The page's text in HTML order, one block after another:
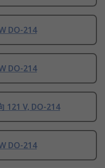
DO-214
DO-214
121 V, DO-214
DO-214